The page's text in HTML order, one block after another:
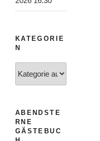
KATEGORIE
N
ABENDSTE
RNE
GÄSTEBUC